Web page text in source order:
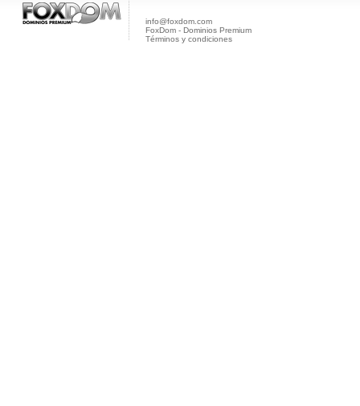
info@foxdom.com
FoxDom - Dominios Premium
Términos y condiciones